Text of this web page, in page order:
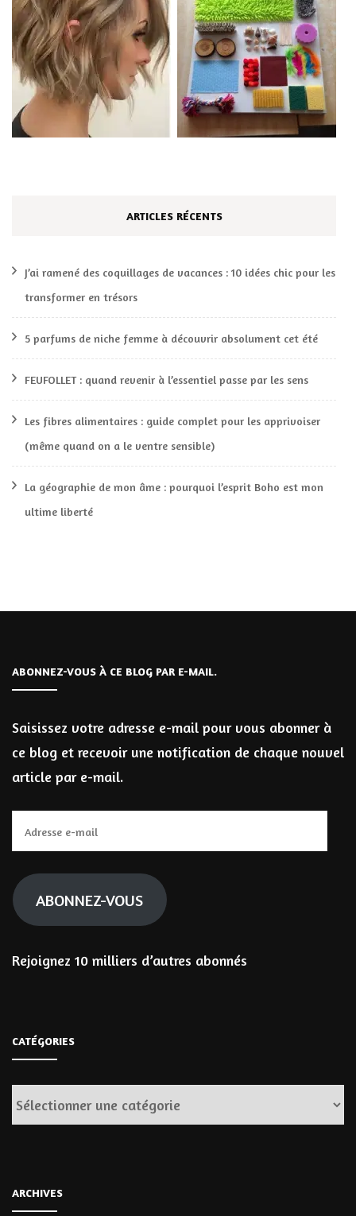
ARTICLES RÉCENTS
J’ai ramené des coquillages de vacances : 10 idées chic pour les
transformer en trésors
5 parfums de niche femme à découvrir absolument cet été
FEUFOLLET : quand revenir à l’essentiel passe par les sens
Les fibres alimentaires : guide complet pour les apprivoiser
(même quand on a le ventre sensible)
La géographie de mon âme : pourquoi l’esprit Boho est mon
ultime liberté
ABONNEZ-VOUS À CE BLOG PAR E-MAIL.
Saisissez votre adresse e-mail pour vous abonner à
ce blog et recevoir une notification de chaque nouvel
article par e-mail.
e-
mail
ABONNEZ-VOUS
Rejoignez 10 milliers d’autres abonnés
CATÉGORIES
Catégories
ARCHIVES